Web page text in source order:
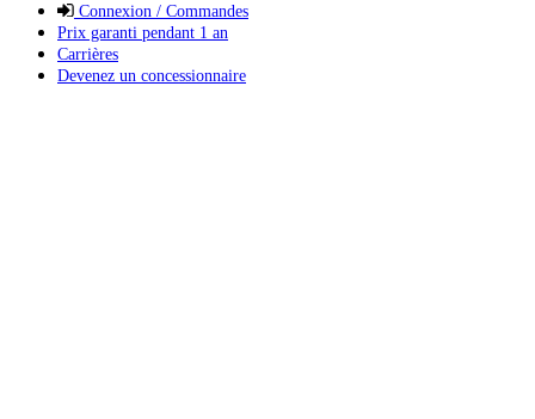
Connexion / Commandes
Prix garanti pendant 1 an
Carrières
Devenez un concessionnaire